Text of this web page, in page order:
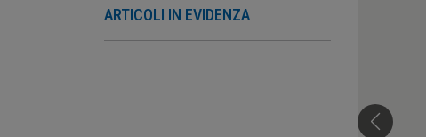
ARTICOLI IN EVIDENZA